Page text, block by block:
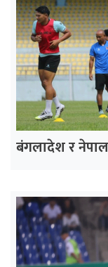
बंगलादेश र